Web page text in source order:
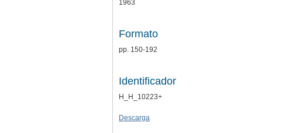
1963
Formato
pp. 150-192
Identificador
H_H_10223+
Descarga